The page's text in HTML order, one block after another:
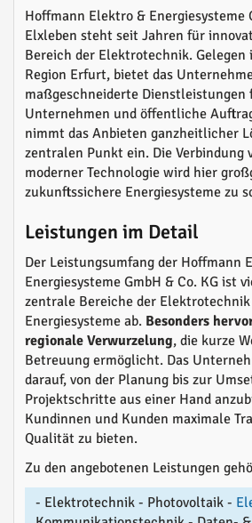
Hoffmann Elektro & Energiesysteme
Elxleben steht seit Jahren für
Bereich der Elektrotechnik. Gelegen
Region Erfurt, bietet das
maßgeschneiderte Dienstleistungen
Unternehmen und öffentliche
nimmt das Anbieten ganzheitlicher
zentralen Punkt ein. Die Verbindung
moderner Technologie wird hier
zukunftssichere Energiesysteme zu
Leistungen im Detail
Der Leistungsumfang der Hoffmann
Energiesysteme GmbH & Co. KG ist
zentrale Bereiche der
Energiesysteme ab. Besonders
regionale Verwurzelung, die kurze
Betreuung ermöglicht. Das
darauf, von der Planung bis zur
Projektschritte aus einer Hand
Kundinnen und Kunden maximale
Qualität zu bieten.
Zu den angebotenen Leistungen
- Elektrotechnik - Photovoltaik -